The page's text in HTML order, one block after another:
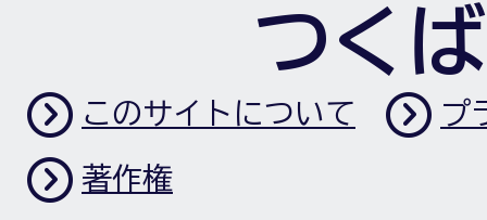
つく
このサイトについて プ
著作権